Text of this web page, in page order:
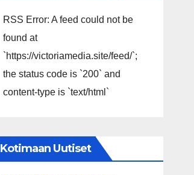
RSS Error: A feed could not be
found at
`https://victoriamedia.site/feed/`;
the status code is `200` and
content-type is `text/html`
Kotimaan Uutiset